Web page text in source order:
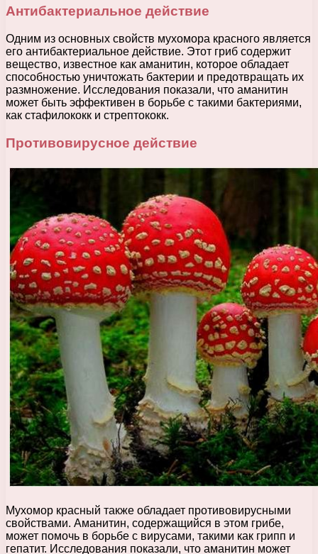
Антибактериальное действие
Одним из основных свойств мухомора красного является
его антибактериальное действие. Этот гриб содержит
вещество, известное как аманитин, которое обладает
способностью уничтожать бактерии и предотвращать их
размножение. Исследования показали, что аманитин
может быть эффективен в борьбе с такими бактериями,
как стафилококк и стрептококк.
Противовирусное действие
Мухомор красный также обладает противовирусными
свойствами. Аманитин, содержащийся в этом грибе,
может помочь в борьбе с вирусами, такими как грипп и
гепатит. Исследования показали, что аманитин может